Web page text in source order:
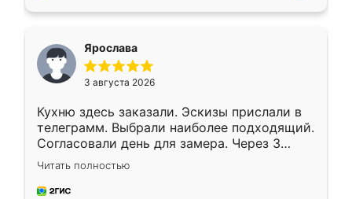
Ярослава
3 августа 2026
Кухню здесь заказали. Эскизы прислали в
телеграмм. Выбрали наиболее подходящий.
Согласовали день для замера. Через 3
недели кухня была уже готова. Остались
довольны работой. Спасибо Ренессанс
мебель за качественную работу!
Читать полностью